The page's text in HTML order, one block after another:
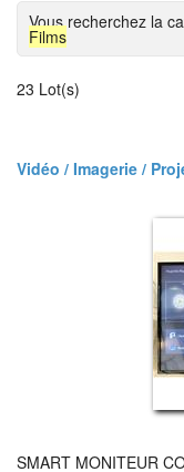
Vous recherchez la
Films
23 Lot(s)
Vidéo / Imagerie /
SMART MONITEUR